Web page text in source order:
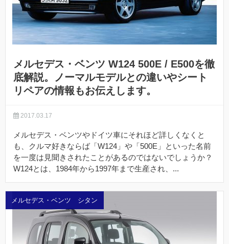
メルセデス・ベンツ W124 500E / E500を徹
底解説。ノーマルモデルとの違いやシート
リペアの情報もお伝えします。
2017.03.17
メルセデス・ベンツやドイツ車にそれほど詳しくなくと
も、クルマ好きならば「W124」や「500E」といった名前
を一度は見聞きされたことがあるのではないでしょうか？
W124とは、1984年から1997年まで生産され、...
メルセデス・ベンツ シタン